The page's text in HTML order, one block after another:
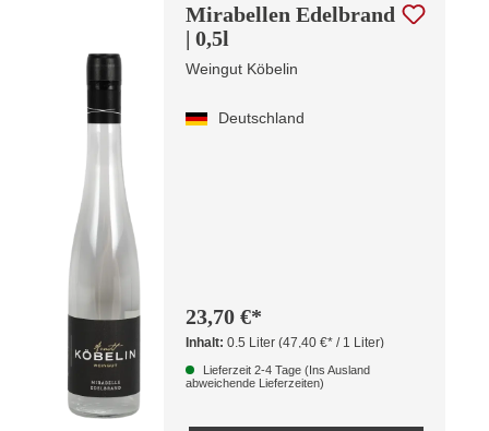
Mirabellen Edelbrand
| 0,5l
Weingut Köbelin
Deutschland
23,70 €*
Inhalt:0.5 Liter(47,40 €* / 1 Liter)
Lieferzeit 2-4 Tage (Ins Ausland
abweichende Lieferzeiten)